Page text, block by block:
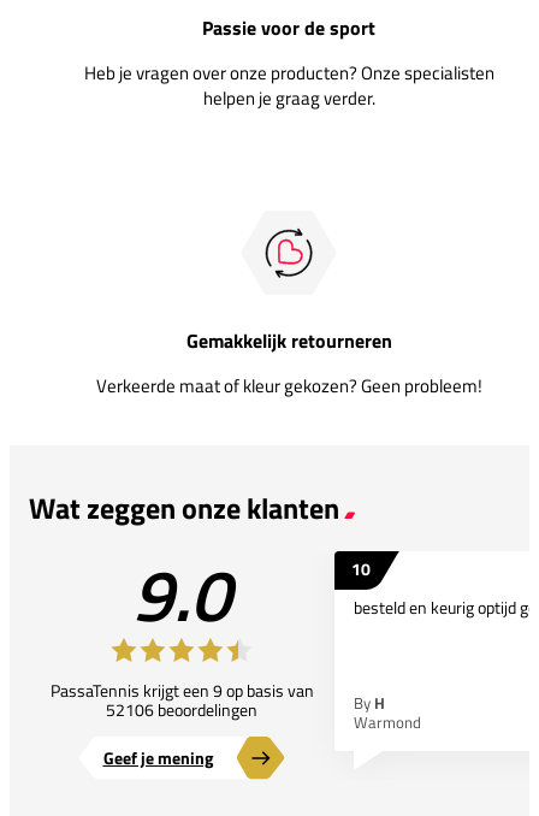
Passie voor de sport
Heb je vragen over onze producten? Onze specialisten
helpen je graag verder.
Gemakkelijk retourneren
Verkeerde maat of kleur gekozen? Geen probleem!
Wat zeggen onze klanten
9.0
PassaTennis krijgt een 9 op basis van
52106 beoordelingen
Geef je mening
10
besteld en keurig optijd
By H
Warmond